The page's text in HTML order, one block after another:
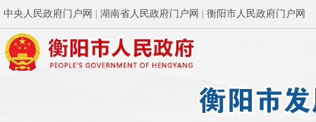
中央人民政府门户网 湖南省人民政府门户网 衡阳市人民政府门户网